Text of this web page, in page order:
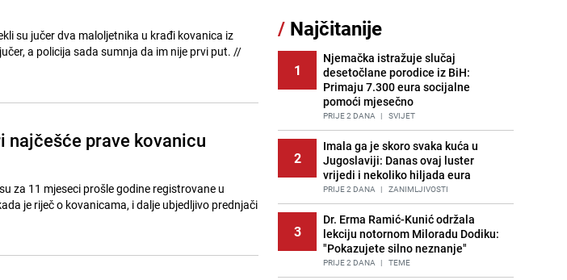
su jučer dva maloljetnika u krađi kovanica iz
a policija sada sumnja da im nije prvi put. //
najčešće prave kovanicu
za 11 mjeseci prošle godine registrovane u
je riječ o kovanicama, i dalje ubjedljivo prednjači
/ Najčitanije
1
Njemačka istražuje slučaj
desetočlane porodice iz BiH:
Primaju 7.300 eura socijalne
pomoći mjesečno
PRIJE 2 DANA | SVIJET
2
Imala ga je skoro svaka kuća u
Jugoslaviji: Danas ovaj luster
vrijedi i nekoliko hiljada eura
PRIJE 2 DANA | ZANIMLJIVOSTI
3
Dr. Erma Ramić-Kunić održala
lekciju notornom Miloradu Dodiku:
"Pokazujete silno neznanje"
PRIJE 2 DANA | TEME